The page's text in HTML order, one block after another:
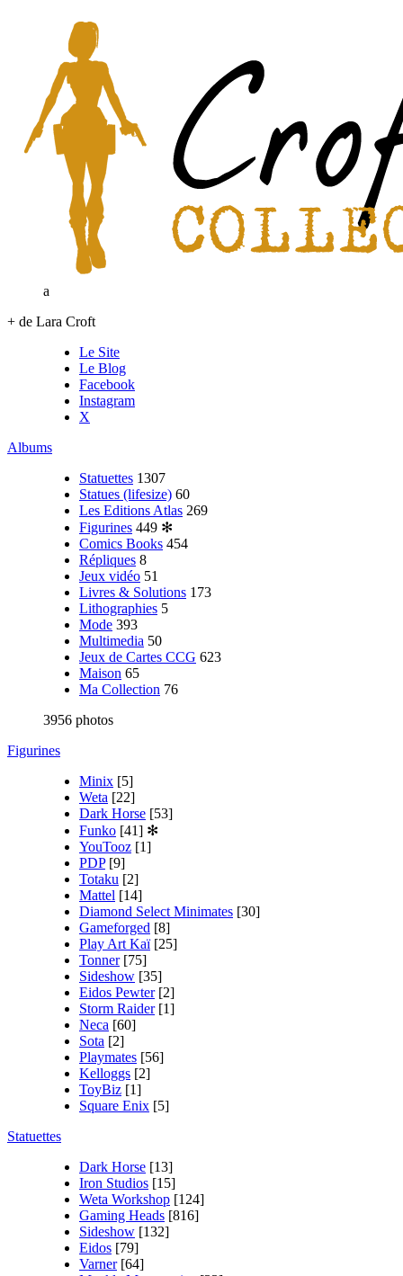
a
+ de Lara Croft
Le Site
Le Blog
Facebook
Instagram
X
Albums
Statuettes 1307
Statues (lifesize) 60
Les Editions Atlas 269
Figurines 449 ✻
Comics Books 454
Répliques 8
Jeux vidéo 51
Livres & Solutions 173
Lithographies 5
Mode 393
Multimedia 50
Jeux de Cartes CCG 623
Maison 65
Ma Collection 76
3956 photos
Figurines
Minix [5]
Weta [22]
Dark Horse [53]
Funko [41] ✻
YouTooz [1]
PDP [9]
Totaku [2]
Mattel [14]
Diamond Select Minimates [30]
Gameforged [8]
Play Art Kaï [25]
Tonner [75]
Sideshow [35]
Eidos Pewter [2]
Storm Raider [1]
Neca [60]
Sota [2]
Playmates [56]
Kelloggs [2]
ToyBiz [1]
Square Enix [5]
Statuettes
Dark Horse [13]
Iron Studios [15]
Weta Workshop [124]
Gaming Heads [816]
Sideshow [132]
Eidos [79]
Varner [64]